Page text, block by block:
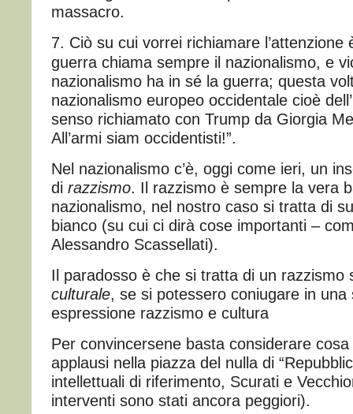
massacro.
7. Ciò su cui vorrei richiamare l’attenzione
guerra chiama sempre il nazionalismo, e
nazionalismo ha in sé la guerra; questa
nazionalismo europeo occidentale cioè
senso richiamato con Trump da Giorgia
All’armi siam occidentisti!”.
Nel nazionalismo c’è, oggi come ieri, un
di razzismo. Il razzismo è sempre la vera
nazionalismo, nel nostro caso si tratta di
bianco (su cui ci dirà cose importanti –
Alessandro Scassellati).
Il paradosso è che si tratta di un razzismo
culturale, se si potessero coniugare in una
espressione razzismo e cultura
Per convincersene basta considerare
applausi nella piazza del nulla di
intellettuali di riferimento, Scurati e
interventi sono stati ancora peggiori).